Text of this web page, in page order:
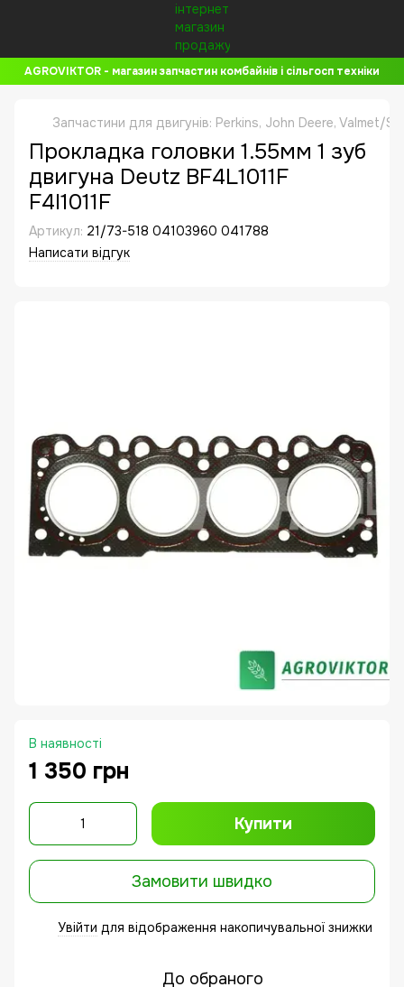
AGROVIKTOR - магазин запчастин комбайнів і сільгосп техніки
Запчастини для двигунів: Perkins, John Deere, Valmet/
Прокладка головки 1.55мм 1 зуб
двигуна Deutz BF4L1011F
F4l1011F
Артикул: 21/73-518 04103960 041788
Написати відгук
В наявності
1 350 грн
Купити
Замовити швидко
Увійти для відображення накопичувальної знижки
До обраного